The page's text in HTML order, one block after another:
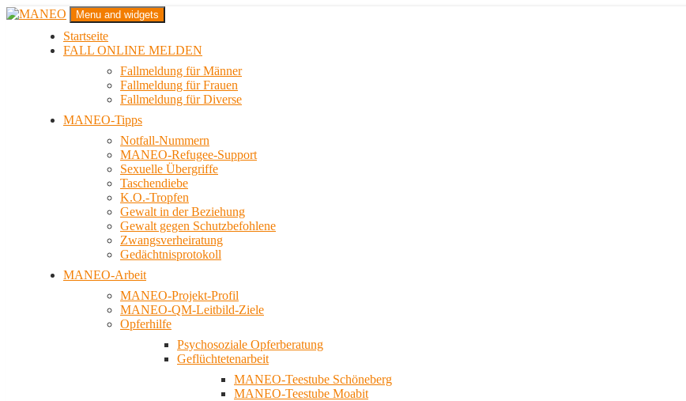
Zum
MANEO
Das schwule Anti-Gewalt-Projekt in Berlin
Menu and widgets
Startseite
FALL ONLINE MELDEN
Fallmeldung für Männer
Fallmeldung für Frauen
Fallmeldung für Diverse
MANEO-Tipps
Notfall-Nummern
MANEO-Refugee-Support
Sexuelle Übergriffe
Taschendiebe
K.O.-Tropfen
Gewalt in der Beziehung
Gewalt gegen Schutzbefohlene
Zwangsverheiratung
Gedächtnisprotokoll
MANEO-Arbeit
MANEO-Projekt-Profil
MANEO-QM-Leitbild-Ziele
Opferhilfe
Psychosoziale Opferberatung
Geflüchtetenarbeit
MANEO-Teestube Schöneberg
MANEO-Teestube Moabit